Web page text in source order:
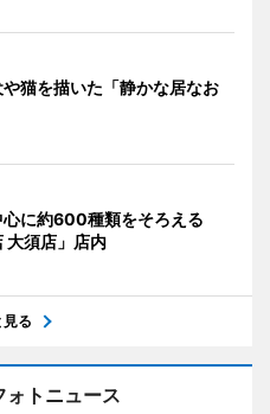
猫を描いた「静かな居なお
心に約600種類をそろえる
大須店」店内
見る
ォトニュース